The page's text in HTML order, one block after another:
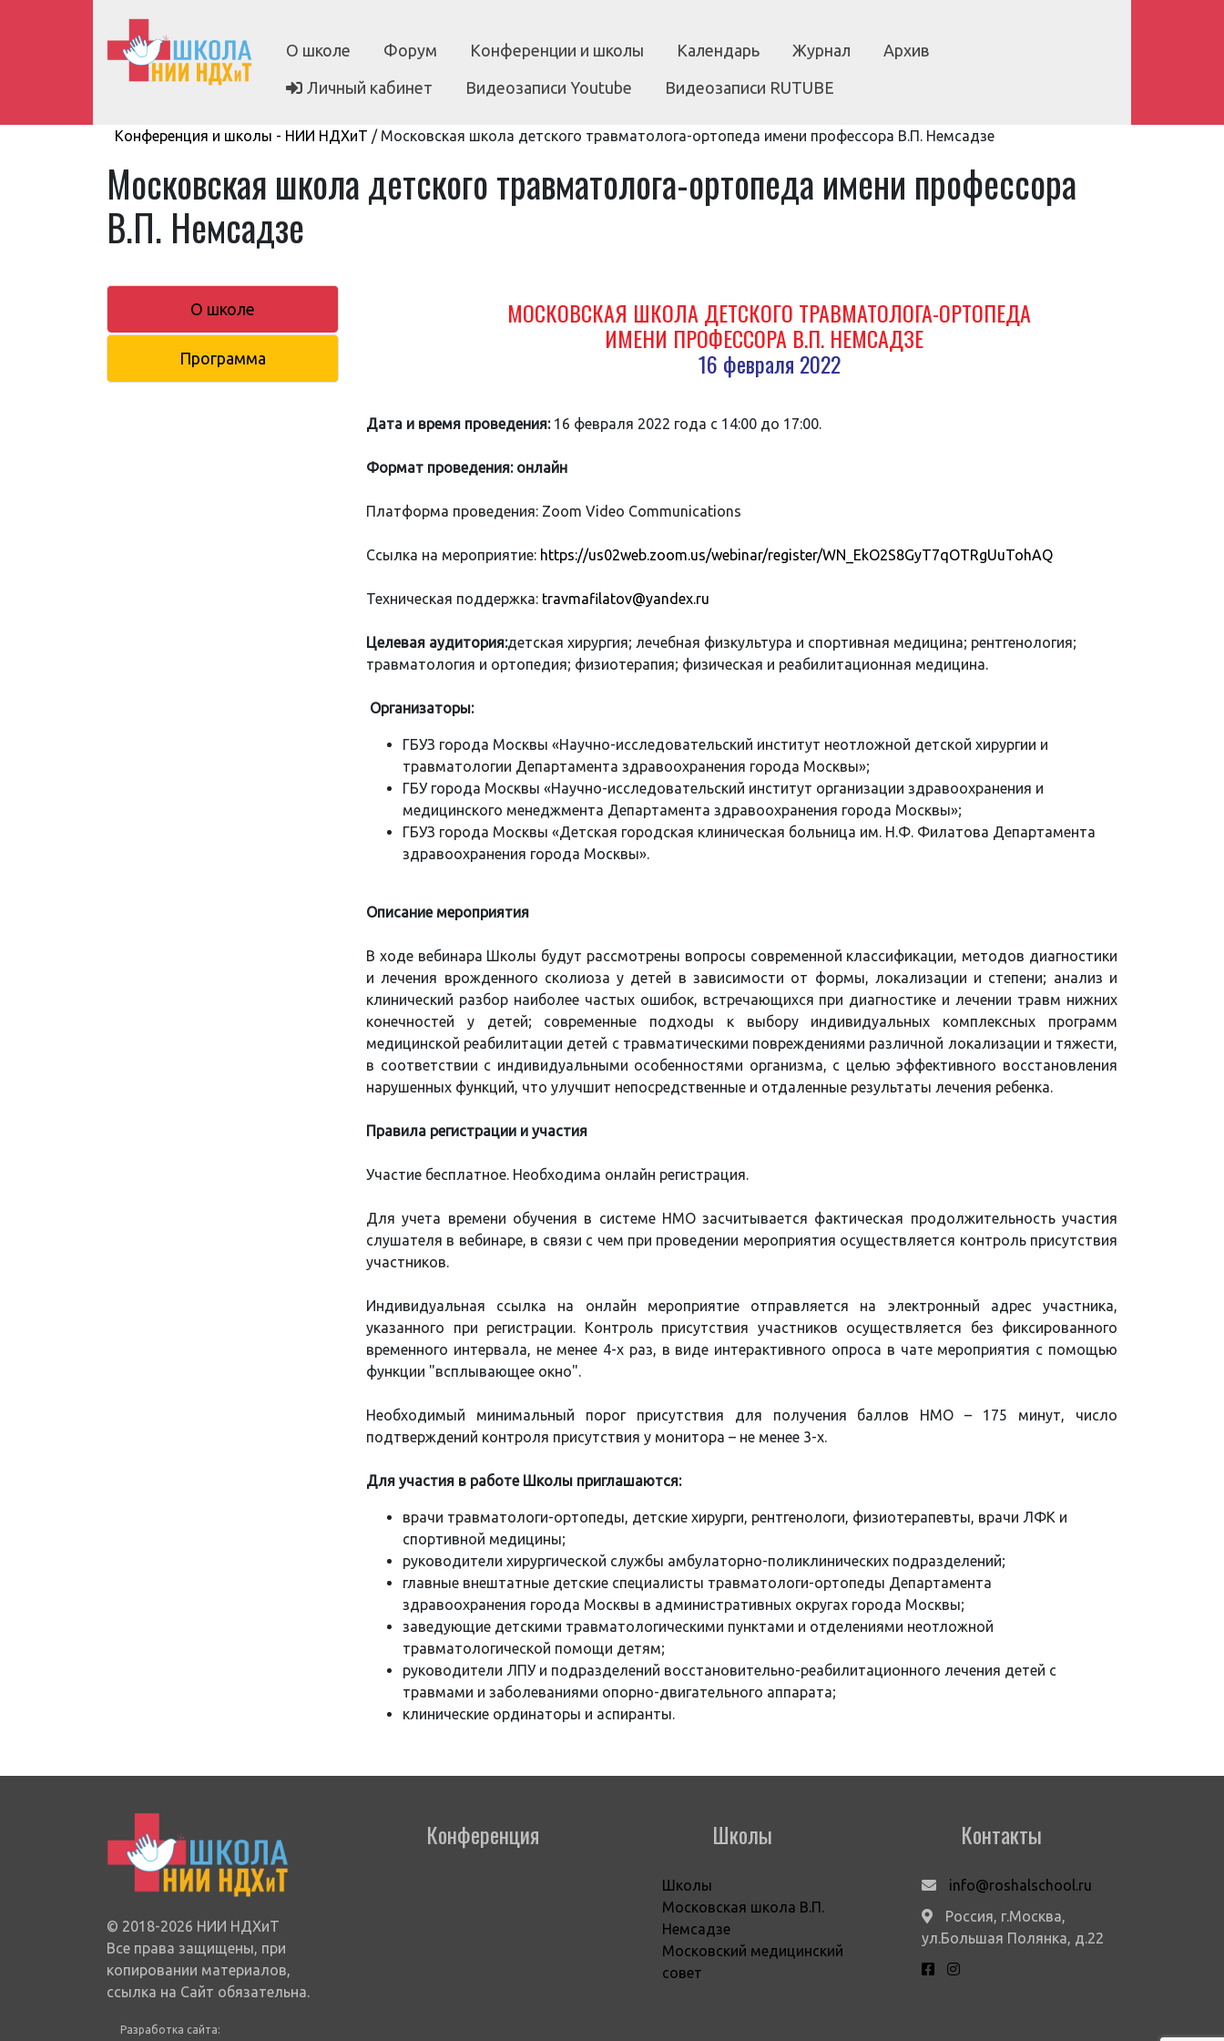
О школе Форум Конференции и школы Календарь Журнал Архив
Личный кабинет Видеозаписи Youtube Видеозаписи RUTUBE
Конференция и школы - НИИ НДХиТ / Московская школа детского травматолога-ортопеда имени профессора В.П. Немсадзе
Московская школа детского травматолога-ортопеда имени профессора
В.П. Немсадзе
О школе
Программа
МОСКОВСКАЯ ШКОЛА ДЕТСКОГО ТРАВМАТОЛОГА-ОРТОПЕДА
ИМЕНИ ПРОФЕССОРА В.П. НЕМСАДЗЕ
16 февраля 2022
Дата и время проведения:16 февраля 2022 года с 14:00 до 17:00.
Формат проведения: онлайн
Платформа проведения: Zoom Video Communications
Ссылка на мероприятие: https://us02web.zoom.us/webinar/register/WN_EkO2S8GyT7qOTRgUuTohAQ
Техническая поддержка: travmafilatov@yandex.ru
Целевая аудитория:детская хирургия; лечебная физкультура и спортивная медицина; рентгенология;
травматология и ортопедия; физиотерапия; физическая и реабилитационная медицина.
Организаторы:
ГБУЗ города Москвы «Научно-исследовательский институт неотложной детской хирургии и
травматологии Департамента здравоохранения города Москвы»;
ГБУ города Москвы «Научно-исследовательский институт организации здравоохранения и
медицинского менеджмента Департамента здравоохранения города Москвы»;
ГБУЗ города Москвы «Детская городская клиническая больница им. Н.Ф. Филатова Департамента
здравоохранения города Москвы».
Описание мероприятия
В ходе вебинара Школы будут рассмотрены вопросы современной классификации, методов диагностики
и лечения врожденного сколиоза у детей в зависимости от формы, локализации и степени; анализ и
клинический разбор наиболее частых ошибок, встречающихся при диагностике и лечении травм нижних
конечностей у детей; современные подходы к выбору индивидуальных комплексных программ
медицинской реабилитации детей с травматическими повреждениями различной локализации и тяжести,
в соответствии с индивидуальными особенностями организма, с целью эффективного восстановления
нарушенных функций, что улучшит непосредственные и отдаленные результаты лечения ребенка.
Правила регистрации и участия
Участие бесплатное. Необходима онлайн регистрация.
Для учета времени обучения в системе НМО засчитывается фактическая продолжительность участия
слушателя в вебинаре, в связи с чем при проведении мероприятия осуществляется контроль присутствия
участников.
Индивидуальная ссылка на онлайн мероприятие отправляется на электронный адрес участника,
указанного при регистрации. Контроль присутствия участников осуществляется без фиксированного
временного интервала, не менее 4-х раз, в виде интерактивного опроса в чате мероприятия с помощью
функции "всплывающее окно".
Необходимый минимальный порог присутствия для получения баллов НМО – 175 минут, число
подтверждений контроля присутствия у монитора – не менее 3-х.
Для участия в работе Школы приглашаются:
врачи травматологи-ортопеды, детские хирурги, рентгенологи, физиотерапевты, врачи ЛФК и
спортивной медицины;
руководители хирургической службы амбулаторно-поликлинических подразделений;
главные внештатные детские специалисты травматологи-ортопеды Департамента
здравоохранения города Москвы в административных округах города Москвы;
заведующие детскими травматологическими пунктами и отделениями неотложной
травматологической помощи детям;
руководители ЛПУ и подразделений восстановительно-реабилитационного лечения детей с
травмами и заболеваниями опорно-двигательного аппарата;
клинические ординаторы и аспиранты.
© 2018-2026 НИИ НДХиТ
Все права защищены, при
копировании материалов,
ссылка на Сайт обязательна.
Разработка сайта:
Конференция Школы
Школы
Московская школа В.П.
Немсадзе
Московский медицинский
совет
Контакты
info@roshalschool.ru
Россия, г.Москва,
ул.Большая Полянка, д.22